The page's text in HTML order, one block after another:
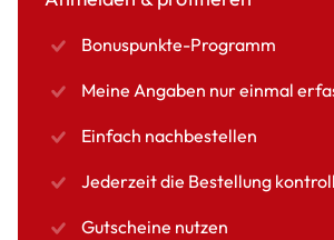
Bonuspunkte-Programm
Meine Angaben nur einmal
Einfach nachbestellen
Jederzeit die Bestellung
Gutscheine nutzen